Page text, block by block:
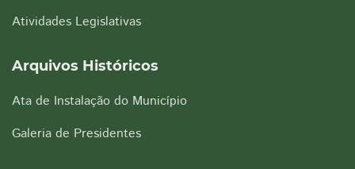
Atividades Legislativas
Arquivos Históricos
Ata de Instalação do Município
Galeria de Presidentes